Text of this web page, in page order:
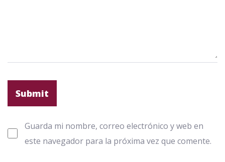
Guarda mi nombre, correo electrónico y web en
este navegador para la próxima vez que comente.